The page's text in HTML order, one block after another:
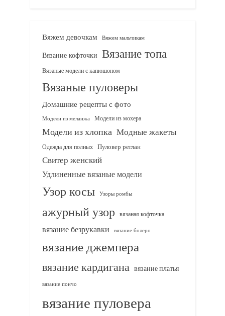
Вяжем девочкам Вяжем мальчикам
Вязание кофточки Вязание топа
Вязаные модели с капюшоном
Вязаные пуловеры
Домашние рецепты с фото
Модели из меланжа Модели из мохера
Модели из хлопка Модные жакеты
Одежда для полных Пуловер реглан
Свитер женский
Удлиненные вязаные модели
Узор косы Узоры ромбы
ажурный узор вязаная кофточка
вязание безрукавки вязание болеро
вязание джемпера
вязание кардигана вязание платья
вязание пончо
вязание пуловера